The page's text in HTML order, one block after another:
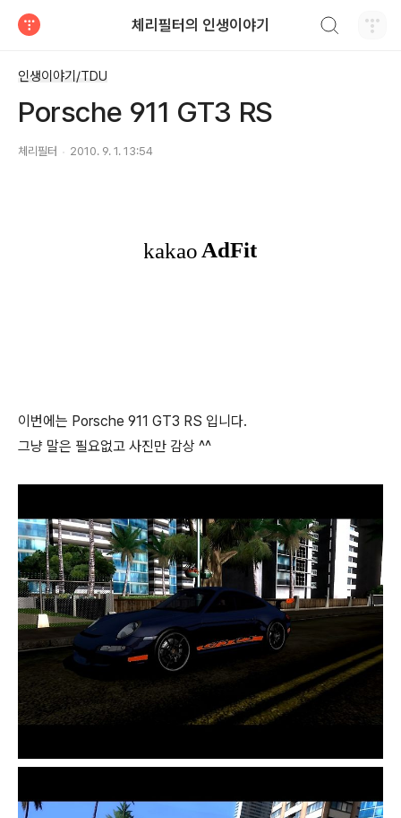
체리필터의 인생이야기
인생이야기/TDU
Porsche 911 GT3 RS
체리필터 2010. 9. 1. 13:54
이번에는 Porsche 911 GT3 RS 입니다.
그냥 말은 필요없고 사진만 감상 ^^